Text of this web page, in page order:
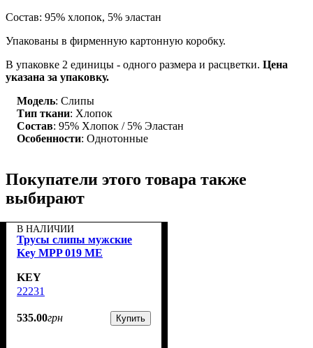
Состав: 95% хлопок, 5% эластан
Упакованы в фирменную картонную коробку.
В упаковке 2 единицы - одного размера и расцветки. Цена
указана за упаковку.
Модель: Слипы
Тип ткани: Хлопок
Состав: 95% Хлопок / 5% Эластан
Особенности: Однотонные
Покупатели этого товара также
выбирают
В НАЛИЧИИ
Трусы слипы мужские
Key MPP 019 ME
KEY
22231
535.00грн Купить